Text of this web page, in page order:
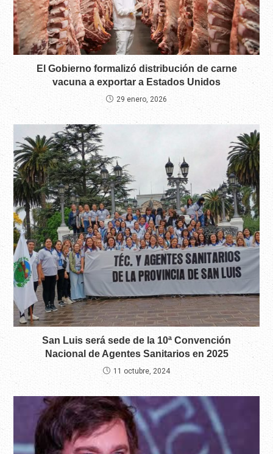
El Gobierno formalizó distribución de carne
vacuna a exportar a Estados Unidos
29 enero, 2026
San Luis será sede de la 10ª Convención
Nacional de Agentes Sanitarios en 2025
11 octubre, 2024